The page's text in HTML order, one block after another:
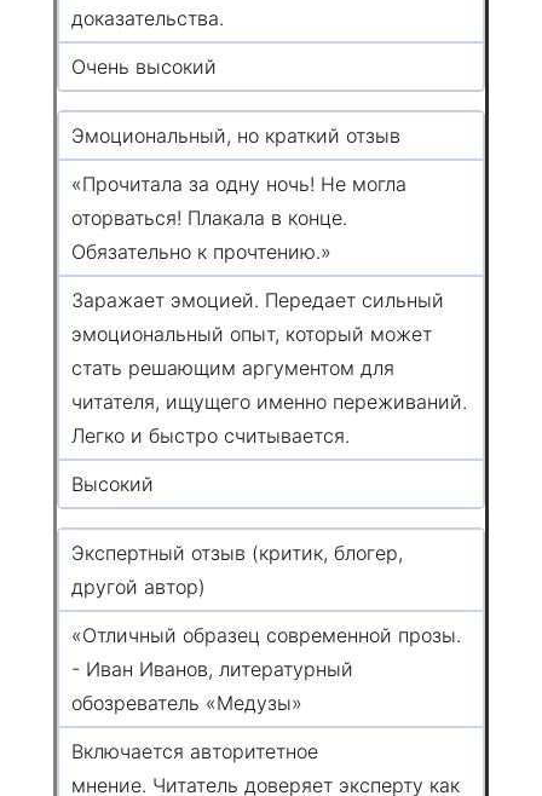
доказательства.
Очень высокий
Эмоциональный, но краткий отзыв
«Прочитала за одну ночь! Не могла
оторваться! Плакала в конце.
Обязательно к прочтению.»
Заражает эмоцией. Передает сильный
эмоциональный опыт, который может
стать решающим аргументом для
читателя, ищущего именно переживаний.
Легко и быстро считывается.
Высокий
Экспертный отзыв (критик, блогер,
другой автор)
«Отличный образец современной прозы.
- Иван Иванов, литературный
обозреватель «Медузы»
Включается авторитетное
мнение. Читатель доверяет эксперту как